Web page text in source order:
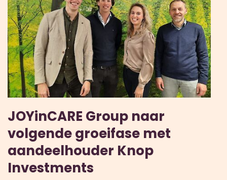
JOYinCARE Group naar
volgende groeifase met
aandeelhouder Knop
Investments